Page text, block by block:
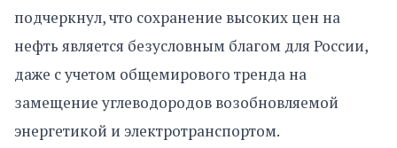
подчеркнул, что сохранение высоких цен на
нефть является безусловным благом для России,
даже с учетом общемирового тренда на
замещение углеводородов возобновляемой
энергетикой и электротранспортом.